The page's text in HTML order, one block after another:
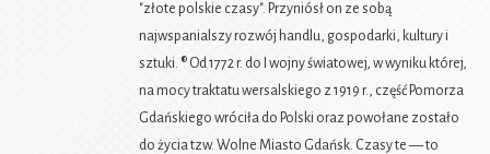
"złote polskie czasy". Przyniósł on ze sobą
najwspanialszy rozwój handlu, gospodarki, kultury i
sztuki. ® Od 1772 r. do I wojny światowej, w wyniku której,
na mocy traktatu wersalskiego z 1919 r., część Pomorza
Gdańskiego wróciła do Polski oraz powołane zostało
do życia tzw. Wolne Miasto Gdańsk. Czasy te — to